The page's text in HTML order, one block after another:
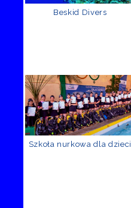
Beskid Divers
Szkoła nurkowa dla dzieci